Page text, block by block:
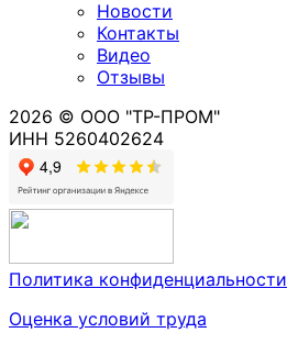
Новости
Контакты
Видео
Отзывы
2026 © ООО "ТР-ПРОМ"
ИНН 5260402624
Политика конфиденциальности
Оценка условий труда